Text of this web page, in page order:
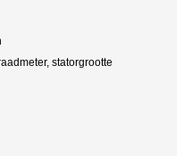
statorgrootte